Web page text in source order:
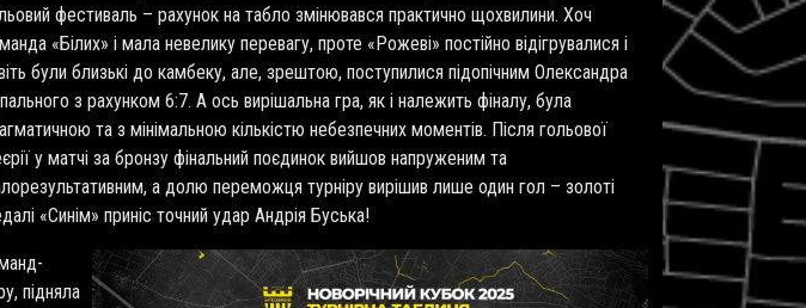
фестиваль – рахунок на табло змінювався практично щохвилини. Хоч
«Білих» і мала невелику перевагу, проте «Рожеві» постійно відігрувалися і
були близькі до камбеку, але, зрештою, поступилися підопічним Олександра
з рахунком 6:7. А ось вирішальна гра, як і належить фіналу, була
та з мінімальною кількістю небезпечних моментів. Після гольової
у матчі за бронзу фінальний поєдинок вийшов напруженим та
а долю переможця турніру вирішив лише один гол – золоті
«Синім» приніс точний удар Андрія Буська!
підняла